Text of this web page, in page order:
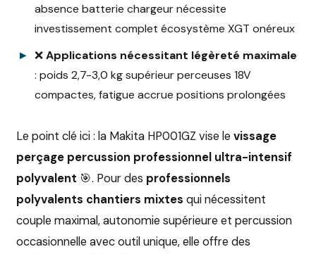
absence batterie chargeur nécessite
investissement complet écosystème XGT onéreux
❌Applications nécessitant légèreté maximale
: poids 2,7-3,0 kg supérieur perceuses 18V
compactes, fatigue accrue positions prolongées
Le point clé ici : la Makita HP001GZ vise le vissage
perçage percussion professionnel ultra-intensif
polyvalent 🎯. Pour des professionnels
polyvalents chantiers mixtes qui nécessitent
couple maximal, autonomie supérieure et percussion
occasionnelle avec outil unique, elle offre des